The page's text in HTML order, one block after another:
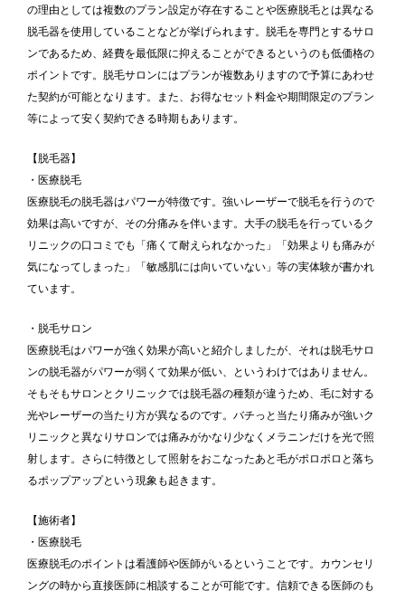
の理由としては複数のプラン設定が存在することや医療脱毛とは異なる
脱毛器を使用していることなどが挙げられます。脱毛を専門とするサロ
ンであるため、経費を最低限に抑えることができるというのも低価格の
ポイントです。脱毛サロンにはプランが複数ありますので予算にあわせ
た契約が可能となります。また、お得なセット料金や期間限定のプラン
等によって安く契約できる時期もあります。
【脱毛器】
・医療脱毛
医療脱毛の脱毛器はパワーが特徴です。強いレーザーで脱毛を行うので
効果は高いですが、その分痛みを伴います。大手の脱毛を行っているク
リニックの口コミでも「痛くて耐えられなかった」「効果よりも痛みが
気になってしまった」「敏感肌には向いていない」等の実体験が書かれ
ています。
・脱毛サロン
医療脱毛はパワーが強く効果が高いと紹介しましたが、それは脱毛サロ
ンの脱毛器がパワーが弱くて効果が低い、というわけではありません。
そもそもサロンとクリニックでは脱毛器の種類が違うため、毛に対する
光やレーザーの当たり方が異なるのです。バチっと当たり痛みが強いク
リニックと異なりサロンでは痛みがかなり少なくメラニンだけを光で照
射します。さらに特徴として照射をおこなったあと毛がポロポロと落ち
るポップアップという現象も起きます。
【施術者】
・医療脱毛
医療脱毛のポイントは看護師や医師がいるということです。カウンセリ
ングの時から直接医師に相談することが可能です。信頼できる医師のも